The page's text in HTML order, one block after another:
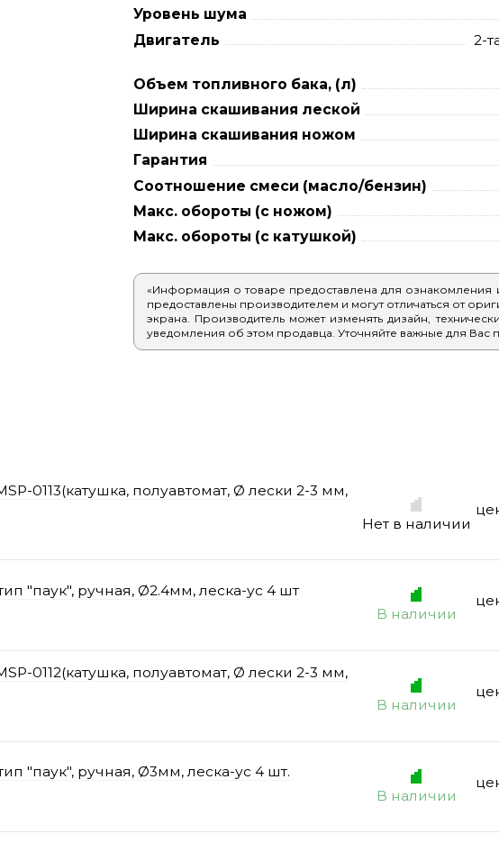
Уровень шума
Двигатель
2-
Объем топливного бака, (л)
Ширина скашивания леской
Ширина скашивания ножом
Гарантия
Соотношение смеси (масло/бензин)
Макс. обороты (с ножом)
Макс. обороты (с катушкой)
«Информация о товаре предоставлена для
предоставлены производителем и могут отличаться от
экрана. Производитель может изменять дизайн,
уведомления об этом продавца. Уточняйте важные для Вас
0113(катушка, полуавтомат, Ø лески 2-3 мм,
Нет в наличии
"паук", ручная, Ø2.4мм, леска-ус 4 шт
В наличии
0112(катушка, полуавтомат, Ø лески 2-3 мм,
В наличии
"паук", ручная, Ø3мм, леска-ус 4 шт.
В наличии